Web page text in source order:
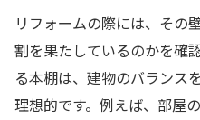
リフォームの際には、その
割を果たしているのかを確
る本棚は、建物のバランス
理想的です。例えば、部屋